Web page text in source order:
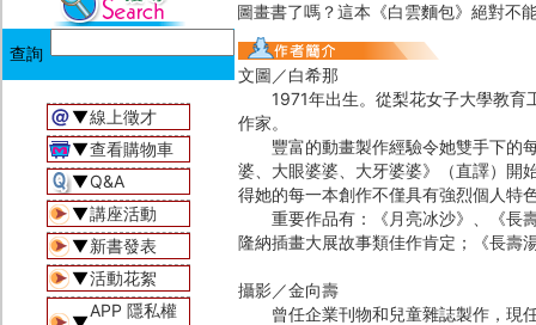
▼線上徵才
▼查看購物車
▼Q&A
▼講座活動
▼新書發表
▼活動花絮
APP 隱私權
圖畫書了嗎？這本《白雲麵包》絕對不
文圖／白希那
1971年出生。從梨花女子大學教育
作家。
豐富的動畫製作經驗令她雙手下的每
婆、大眼婆婆、大牙婆婆》（直譯）開
得她的每一本創作不僅具有強烈個人特
重要作品有：《月亮冰沙》、《長
隆納插畫大展故事類佳作肯定；《長壽
攝影／金向壽
曾任企業刊物和兒童雜誌製作，現任